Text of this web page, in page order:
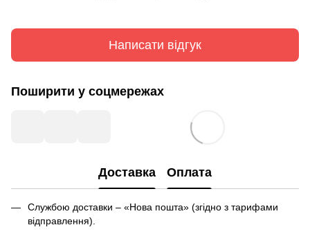
Написати відгук
Поширити у соцмережах
Доставка Оплата
Службою доставки – «Нова пошта» (згідно з тарифами
відправлення).